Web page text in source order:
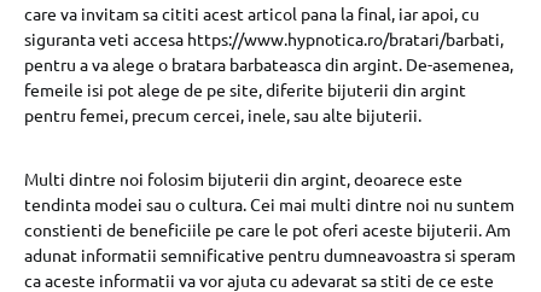
care va invitam sa cititi acest articol pana la final, iar apoi, cu
siguranta veti accesa https://www.hypnotica.ro/bratari/barbati,
pentru a va alege o bratara barbateasca din argint. De-asemenea,
femeile isi pot alege de pe site, diferite bijuterii din argint
pentru femei, precum cercei, inele, sau alte bijuterii.
Multi dintre noi folosim bijuterii din argint, deoarece este
tendinta modei sau o cultura. Cei mai multi dintre noi nu suntem
constienti de beneficiile pe care le pot oferi aceste bijuterii. Am
adunat informatii semnificative pentru dumneavoastra si speram
ca aceste informatii va vor ajuta cu adevarat sa stiti de ce este